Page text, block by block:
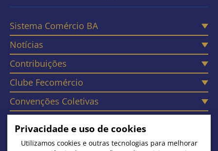
Sistema Comércio BA
Notícias
Contribuições
Clube Fecomércio
Convenções Coletivas
Contato
Privacidade e uso de cookies
Utilizamos cookies e outras tecnologias para melhorar